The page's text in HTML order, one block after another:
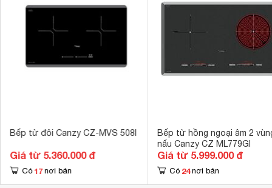
Bếp từ đôi Canzy CZ-MVS 508I
Giá từ 5.360.000 đ
Có 17 nơi bán
Bếp từ hồng ngoại âm 2
nấu Canzy CZ ML779GI
Giá từ 5.999.000 đ
Có 24 nơi bán